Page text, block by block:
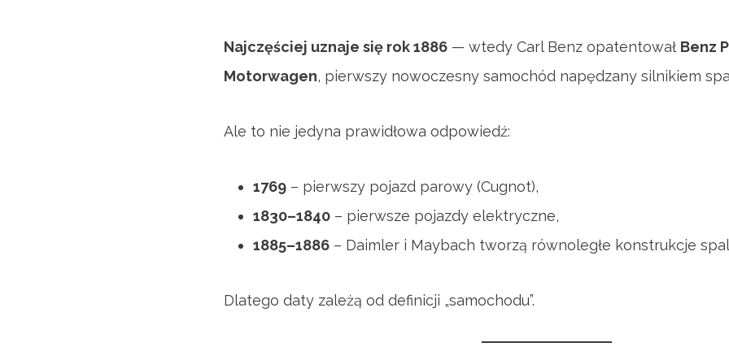
Najczęściej uznaje się rok 1886 — wtedy Carl Benz opatentował Benz
Motorwagen, pierwszy nowoczesny samochód napędzany silnikiem
Ale to nie jedyna prawidłowa odpowiedź:
1769 – pierwszy pojazd parowy (Cugnot),
1830–1840 – pierwsze pojazdy elektryczne,
1885–1886 – Daimler i Maybach tworzą równoległe konstrukcje
Dlatego daty zależą od definicji „samochodu”.